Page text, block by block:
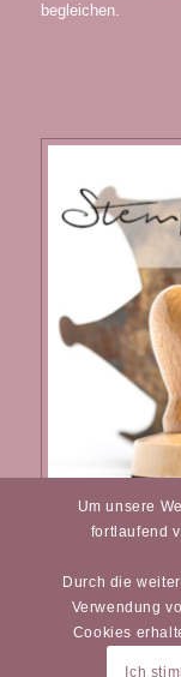
begleichen.
Um unsere
fortlaufend
Durch die
Verwendung
Cookies
Ich